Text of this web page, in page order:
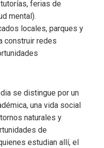
ferias de
mental).
locales, parques y
construir redes
se distingue por un
una vida social
naturales y
de
estudian allí, el